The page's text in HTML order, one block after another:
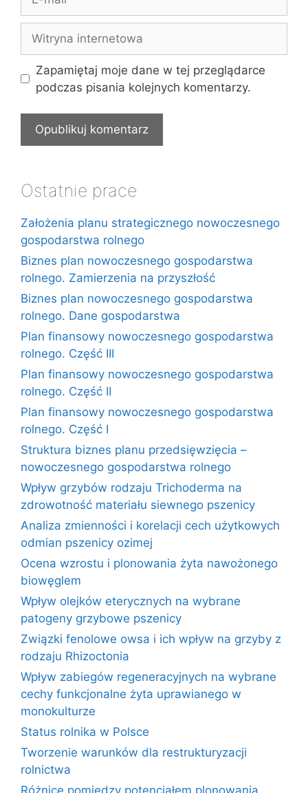
mail
internetowa
Zapamiętaj moje dane w tej przeglądarce
podczas pisania kolejnych komentarzy.
Ostatnie prace
Założenia planu strategicznego nowoczesnego
gospodarstwa rolnego
Biznes plan nowoczesnego gospodarstwa
rolnego. Zamierzenia na przyszłość
Biznes plan nowoczesnego gospodarstwa
rolnego. Dane gospodarstwa
Plan finansowy nowoczesnego gospodarstwa
rolnego. Część III
Plan finansowy nowoczesnego gospodarstwa
rolnego. Część II
Plan finansowy nowoczesnego gospodarstwa
rolnego. Część I
Struktura biznes planu przedsięwzięcia –
nowoczesnego gospodarstwa rolnego
Wpływ grzybów rodzaju Trichoderma na
zdrowotność materiału siewnego pszenicy
Analiza zmienności i korelacji cech użytkowych
odmian pszenicy ozimej
Ocena wzrostu i plonowania żyta nawożonego
biowęglem
Wpływ olejków eterycznych na wybrane
patogeny grzybowe pszenicy
Związki fenolowe owsa i ich wpływ na grzyby z
rodzaju Rhizoctonia
Wpływ zabiegów regeneracyjnych na wybrane
cechy funkcjonalne żyta uprawianego w
monokulturze
Status rolnika w Polsce
Tworzenie warunków dla restrukturyzacji
rolnictwa
Różnice pomiędzy potencjałem plonowania